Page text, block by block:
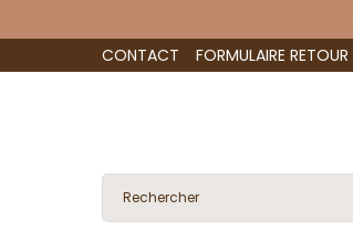
CONTACT
FORMULAIRE RETOUR